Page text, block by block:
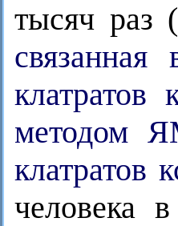
тысяч раз
методом
клатратов
человека